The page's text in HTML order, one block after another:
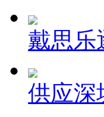
戴思乐
供应深